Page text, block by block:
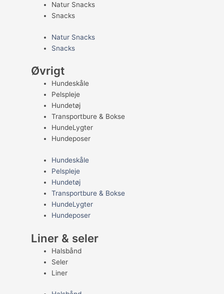
Natur Snacks
Snacks
Natur Snacks
Snacks
Øvrigt
Hundeskåle
Pelspleje
Hundetøj
Transportbure & Bokse
HundeLygter
Hundeposer
Hundeskåle
Pelspleje
Hundetøj
Transportbure & Bokse
HundeLygter
Hundeposer
Liner & seler
Halsbånd
Seler
Liner